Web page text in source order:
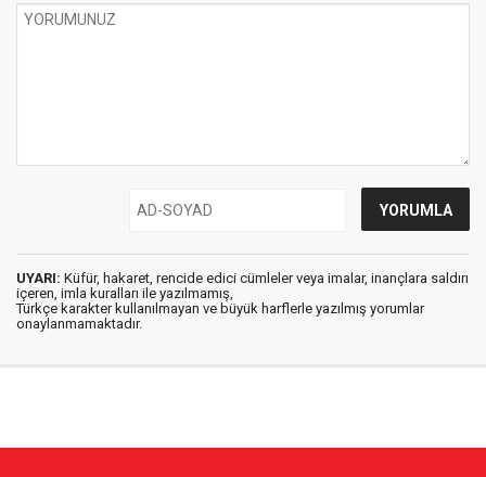
UYARI: Küfür, hakaret, rencide edici cümleler veya imalar, inançlara saldırı
içeren, imla kuralları ile yazılmamış,
Türkçe karakter kullanılmayan ve büyük harflerle yazılmış yorumlar
onaylanmamaktadır.